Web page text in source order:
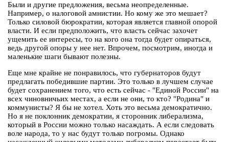
Были и другие предложения, весьма неопределенные.
Например, о налоговой амнистии. Но кому же это мешает?
Только силовой бюрократии, которая является главной опорой
власти. И если предположить, что власть сейчас захочет
ущемить ее интересы, то на кого она тогда будет опираться,
ведь другой опоры у нее нет. Впрочем, посмотрим, иногда и
маленькие шаги бывают полезны.
Еще мне крайне не понравилось, что губернаторов будут
предлагать победившие партии. Это только в лучшем случае
будет сохранением того, что есть сейчас - "Единой России" на
всех чиновничьих местах, а если не они, то кто? "Родина" и
коммунисты? Я бы не хотел. Хоть это весьма демократично.
Но я не поклонник демократии, я сторонник либерализма,
который в России можно только насаждать. А если следовать
воле народа, то у нас будут только погромы. Однако